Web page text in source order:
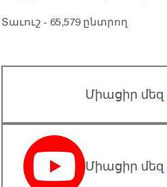
Տաւուշ - 65,579 ընտրող
Միացիր մեզ
Միացիր մեզ